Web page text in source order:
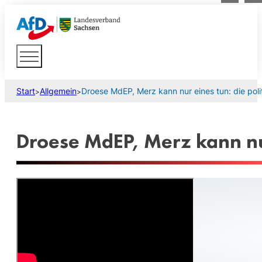
Start>Allgemein>Droese MdEP, Merz kann nur eines tun: die
Droese MdEP, Merz kann